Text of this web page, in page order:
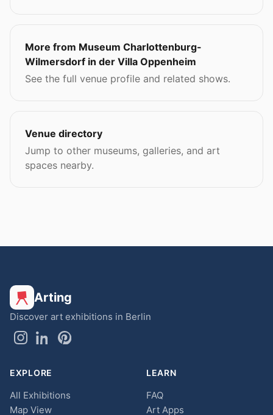
More from Museum Charlottenburg-
Wilmersdorf in der Villa Oppenheim
See the full venue profile and related shows.
Venue directory
Jump to other museums, galleries, and art
spaces nearby.
Arting
Discover art exhibitions in Berlin
EXPLORE
All Exhibitions
Map View
LEARN
FAQ
Art Apps